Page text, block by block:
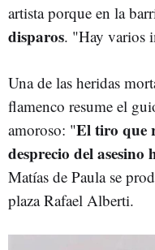
artista porque en la
disparos. "Hay varios
Una de las heridas
flamenco resume el
amoroso: "El tiro que
desprecio del
Matías de Paula se
plaza Rafael Alberti.